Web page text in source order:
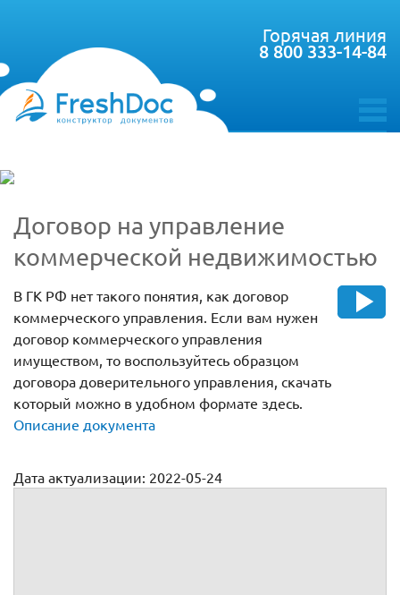
toggle
Горячая линия
8 800 333-14-84
Договор на управление
коммерческой недвижимостью
В ГК РФ нет такого понятия, как договор
коммерческого управления. Если вам нужен
договор коммерческого управления
имуществом, то воспользуйтесь образцом
договора доверительного управления, скачать
который можно в удобном формате здесь.
Описание документа
Дата актуализации: 2022-05-24